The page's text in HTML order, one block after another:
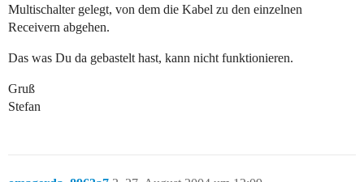
Multischalter gelegt, von dem die Kabel zu den einzelnen
Receivern abgehen.
Das was Du da gebastelt hast, kann nicht funktionieren.
Gruß
Stefan